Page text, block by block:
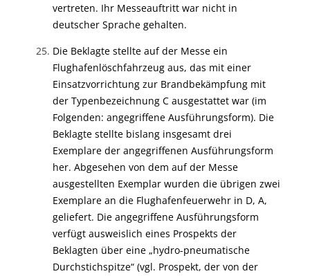
vertreten. Ihr Messeauftritt war nicht in
deutscher Sprache gehalten.
Die Beklagte stellte auf der Messe ein
Flughafenlöschfahrzeug aus, das mit einer
Einsatzvorrichtung zur Brandbekämpfung mit
der Typenbezeichnung C ausgestattet war (im
Folgenden: angegriffene Ausführungsform). Die
Beklagte stellte bislang insgesamt drei
Exemplare der angegriffenen Ausführungsform
her. Abgesehen von dem auf der Messe
ausgestellten Exemplar wurden die übrigen zwei
Exemplare an die Flughafenfeuerwehr in D, A,
geliefert. Die angegriffene Ausführungsform
verfügt ausweislich eines Prospekts der
Beklagten über eine „hydro-pneumatische
Durchstichspitze“ (vgl. Prospekt, der von der